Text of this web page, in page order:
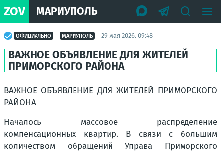
ZOV МАРИУПОЛЬ
ОФИЦИАЛЬНО МАРИУПОЛЬ 29 мая 2026, 09:48
ВАЖНОЕ ОБЪЯВЛЕНИЕ ДЛЯ ЖИТЕЛЕЙ
ПРИМОРСКОГО РАЙОНА
ВАЖНОЕ ОБЪЯВЛЕНИЕ ДЛЯ ЖИТЕЛЕЙ ПРИМОРСКОГО
РАЙОНА
Началось массовое распределение
компенсационных квартир. В связи с большим
количеством обращений Управа Приморского